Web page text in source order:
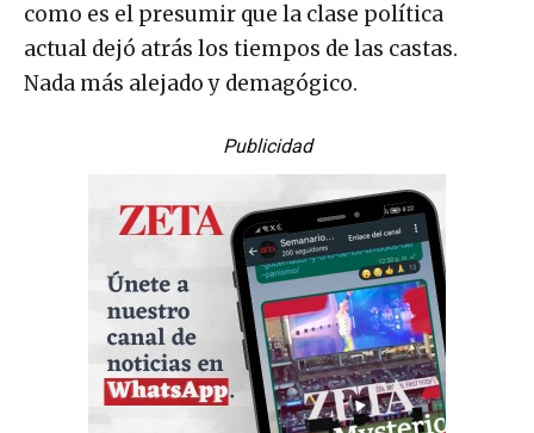
como es el presumir que la clase política
actual dejó atrás los tiempos de las castas.
Nada más alejado y demagógico.
Publicidad